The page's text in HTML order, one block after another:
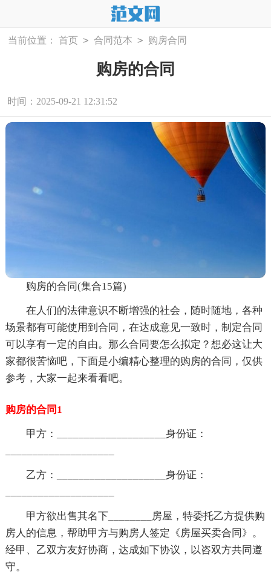
当前位置： 首页 > 合同范本 > 购房合同
购房的合同
时间：2025-09-21 12:31:52
购房的合同(集合15篇)
在人们的法律意识不断增强的社会，随时随地，各种
场景都有可能使用到合同，在达成意见一致时，制定合同
可以享有一定的自由。那么合同要怎么拟定？想必这让大
家都很苦恼吧，下面是小编精心整理的购房的合同，仅供
参考，大家一起来看看吧。
购房的合同1
甲方：____________________身份证：
乙方：____________________身份证：
甲方欲出售其名下________房屋，特委托乙方提供购
房人的信息，帮助甲方与购房人签定《房屋买卖合同》。
经甲、乙双方友好协商，达成如下协议，以咨双方共同遵
守。